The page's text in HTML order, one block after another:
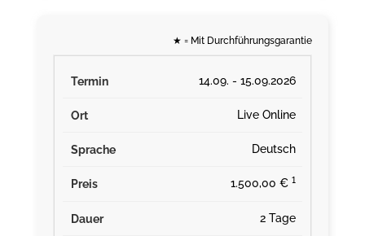
★ = Mit Durchführungsgarantie
14.09. - 15.09.2026
Live Online
Deutsch
1.500,00 € ¹
2 Tage